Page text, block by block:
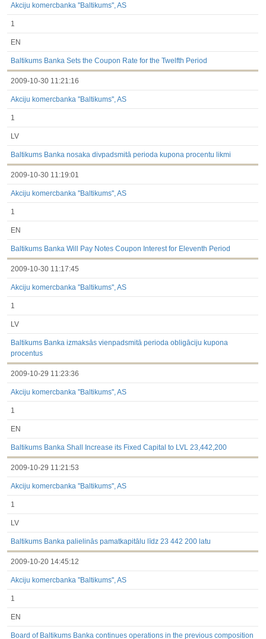
Akciju komercbanka ''Baltikums'', AS
1
EN
Baltikums Banka Sets the Coupon Rate for the Twelfth Period
2009-10-30 11:21:16
Akciju komercbanka ''Baltikums'', AS
1
LV
Baltikums Banka nosaka divpadsmitā perioda kupona procentu likmi
2009-10-30 11:19:01
Akciju komercbanka ''Baltikums'', AS
1
EN
Baltikums Banka Will Pay Notes Coupon Interest for Eleventh Period
2009-10-30 11:17:45
Akciju komercbanka ''Baltikums'', AS
1
LV
Baltikums Banka izmaksās vienpadsmitā perioda obligāciju kupona
procentus
2009-10-29 11:23:36
Akciju komercbanka ''Baltikums'', AS
1
EN
Baltikums Banka Shall Increase its Fixed Capital to LVL 23,442,200
2009-10-29 11:21:53
Akciju komercbanka ''Baltikums'', AS
1
LV
Baltikums Banka palielinās pamatkapitālu līdz 23 442 200 latu
2009-10-20 14:45:12
Akciju komercbanka ''Baltikums'', AS
1
EN
Board of Baltikums Banka continues operations in the previous composition